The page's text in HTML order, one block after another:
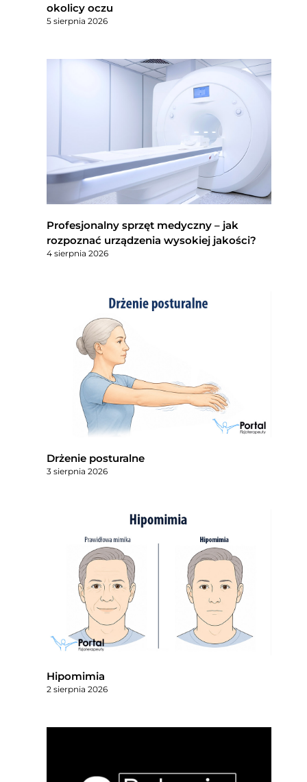
okolicy oczu
5 sierpnia 2026
Profesjonalny sprzęt medyczny – jak
rozpoznać urządzenia wysokiej jakości?
4 sierpnia 2026
Drżenie posturalne
3 sierpnia 2026
Hipomimia
2 sierpnia 2026